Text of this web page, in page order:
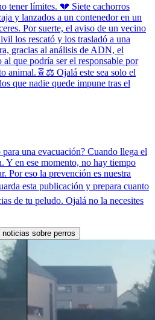
tener límites. 💔 Siete cachorros
y lanzados a un contenedor en un
Por suerte, el aviso de un vecino
los rescató y los trasladó a una
gracias al análisis de ADN, el
que podría ser el responsable por
animal.🧬⚖️ Ojalá este sea solo el
que nadie quede impune tras el
una evacuación? Cuando llega el
Y en ese momento, no hay tiempo
Por eso la prevención es nuestra
esta publicación y prepara cuanto
de tu peludo. Ojalá no la necesites
noticias sobre perros